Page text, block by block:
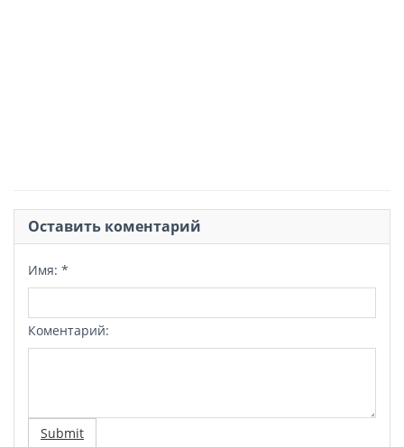
Оставить коментарий
Имя: *
Коментарий:
Submit